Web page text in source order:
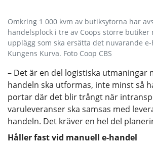
Omkring 1 000 kvm av butiksytorna har
handelsplock i tre av Coops större butiker
upplägg som ska ersätta det nuvarande
Kungens Kurva. Foto Coop CBS
– Det är en del logistiska utmaningar
handeln ska utformas, inte minst så
portar där det blir trångt när
varuleveranser ska samsas med
handeln. Det kräver en hel del
Håller fast vid manuell e-handel